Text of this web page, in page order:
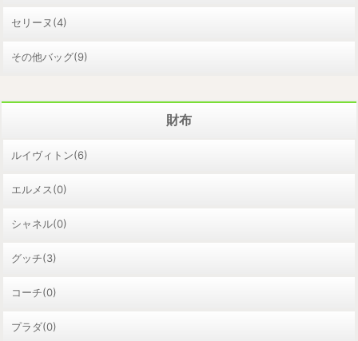
セリーヌ(4)
その他バッグ(9)
財布
ルイヴィトン(6)
エルメス(0)
シャネル(0)
グッチ(3)
コーチ(0)
プラダ(0)